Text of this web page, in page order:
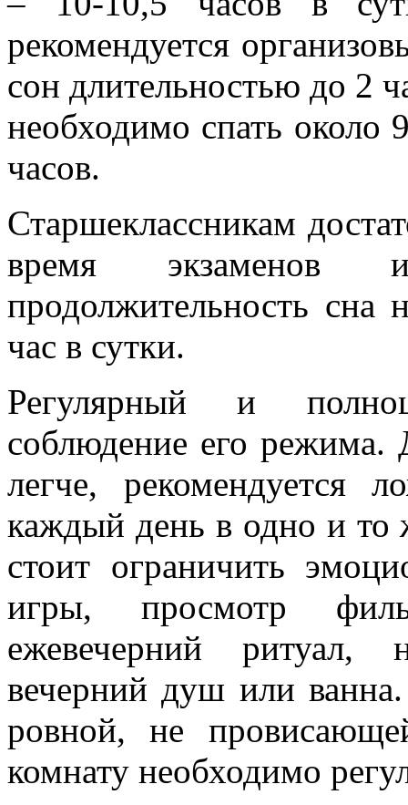
рекомендуется
сон длительностью до 2
необходимо спать около
часов.
Старшеклассникам
время экзаменов
продолжительность
час в сутки.
Регулярный и
соблюдение его режима.
легче, рекомендуется
каждый день в одно и то
стоит ограничить
игры, просмотр
ежевечерний ритуал,
вечерний душ или
ровной, не
комнату необходимо